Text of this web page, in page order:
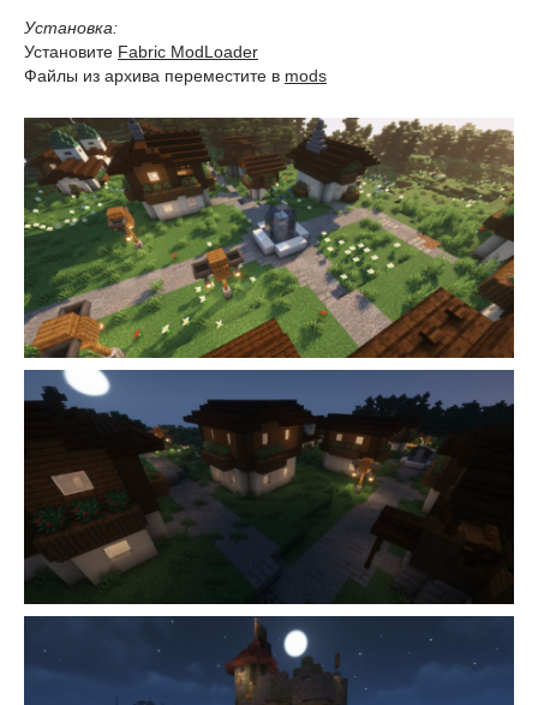
Установка:
Установите Fabric ModLoader
Файлы из архива переместите в mods